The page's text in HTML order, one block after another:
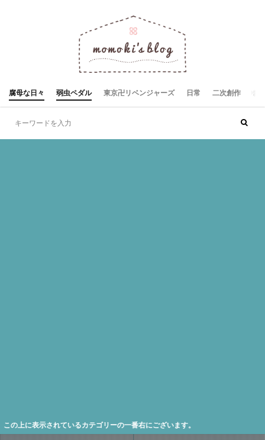
腐母な日々 弱虫ペダル 東京卍リベンジャーズ 日常 二次創作 お
示されているカテゴリーの一番右にございます。